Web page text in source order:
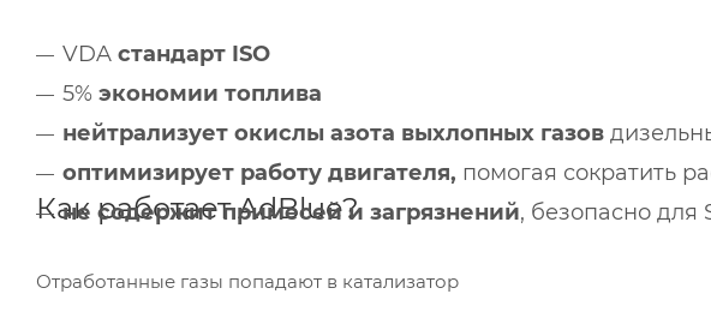
VDA стандарт ISO
5% экономии топлива
нейтрализует окислы азота выхлопных газов
оптимизирует работу двигателя, помогая сократить
не содержит примесей и загрязнений, безопасно для
Как работает AdBlue?
Отработанные газы попадают в катализатор